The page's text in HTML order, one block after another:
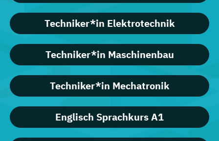
Techniker*in Elektrotechnik
Techniker*in Maschinenbau
Techniker*in Mechatronik
Englisch Sprachkurs A1